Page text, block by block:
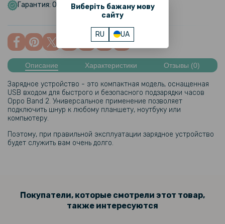
Виберіть бажану мову
сайту
RU UA
Гарантия: Обмен/Возврат в течении 14 дней
Описание Характеристики Отзывы (0)
Зарядное устройство - это компактная модель, оснащенная
USB входом для быстрого и безопасного подзарядки часов
Oppo Band 2. Универсальное применение позволяет
подключить шнур к любому планшету, ноутбуку или
компьютеру.
Поэтому, при правильной эксплуатации зарядное устройство
будет служить вам очень долго.
Покупатели, которые смотрели этот товар,
также интересуются